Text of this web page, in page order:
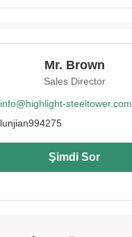
0-300m
tek kutuplu
SGS, CE, ISO
15 Yıl
HDG veya boyama
Mr. Brown
Sales Director
info@highlight-steeltower.com
lunjian994275
Şimdi Sor